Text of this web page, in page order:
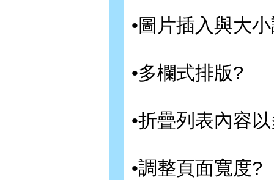
•圖片插入與大
•多欄式排版?
•折疊列表內容
•調整頁面寬度?